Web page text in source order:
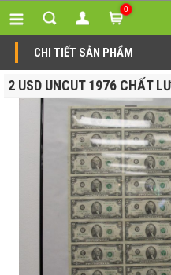
0
CHI TIẾT SẢN PHẨM
2 USD UNCUT 1976 CHẤT